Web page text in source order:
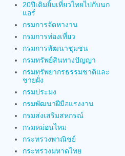
20ปีเติมยิ้มเที่ยวไทยไปกับนก
แอร์
กรมการจัดหางาน
กรมการท่องเที่ยว
กรมการพัฒนาชุมชน
กรมทรัพย์สินทางปัญญา
กรมทรัพยากรธรรมชาติและ
ชายฝั่ง
กรมประมง
กรมพัฒนาฝีมือแรงงาน
กรมส่งเสริมสหกรณ์
กรมหม่อนไหม
กระทรวงพาณิชย์
กระทรวงมหาดไทย